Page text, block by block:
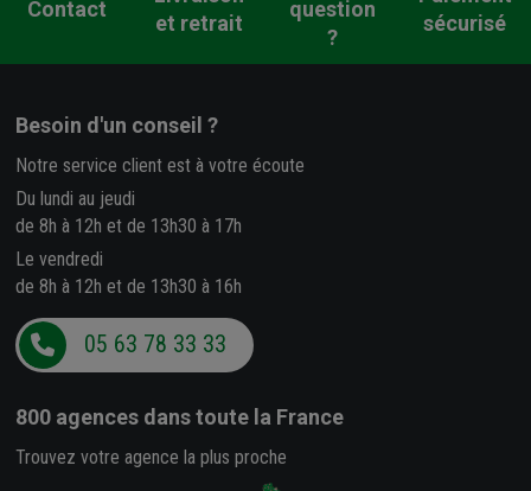
Contact
et retrait
question
?
sécurisé
Besoin d'un conseil ?
Notre service client est à votre écoute
Du lundi au jeudi
de 8h à 12h et de 13h30 à 17h
Le vendredi
de 8h à 12h et de 13h30 à 16h
05 63 78 33 33
800 agences dans toute la France
Trouvez votre agence la plus proche